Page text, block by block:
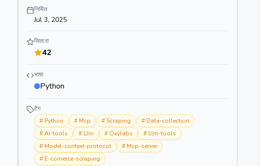
निर्मित
Jul 3, 2025
सितारा
42
भाषा
Python
टैग
# Python # Mcp #Scraping # Data-collection
#Ai-tools # Llm # Oxylabs # Llm-tools
# Model-context-protocol # Mcp-server
# E-comerce-scraping